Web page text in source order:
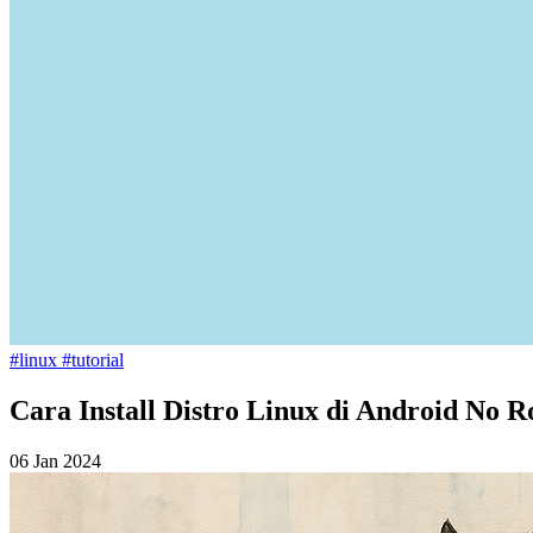
#linux #tutorial
Cara Install Distro Linux di Android No
06 Jan 2024